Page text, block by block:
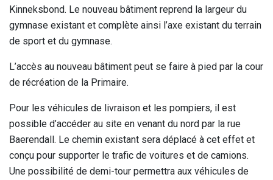
Kinneksbond. Le nouveau bâtiment reprend la largeur du
gymnase existant et complète ainsi l’axe existant du terrain
de sport et du gymnase.
L’accès au nouveau bâtiment peut se faire à pied par la cour
de récréation de la Primaire.
Pour les véhicules de livraison et les pompiers, il est
possible d’accéder au site en venant du nord par la rue
Baerendall. Le chemin existant sera déplacé à cet effet et
conçu pour supporter le trafic de voitures et de camions.
Une possibilité de demi-tour permettra aux véhicules de